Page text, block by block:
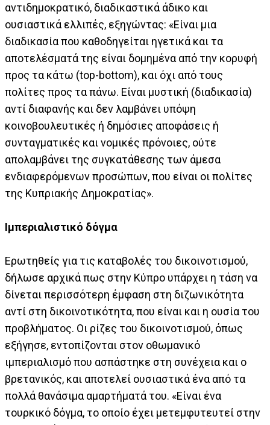
αντιδημοκρατικό, διαδικαστικά άδικο και
ουσιαστικά ελλιπές, εξηγώντας: «Είναι μια
διαδικασία που καθοδηγείται ηγετικά και τα
αποτελέσματά της είναι δομημένα από την κορυφή
προς τα κάτω (top-bottom), και όχι από τους
πολίτες προς τα πάνω. Είναι μυστική (διαδικασία)
αντί διαφανής και δεν λαμβάνει υπόψη
κοινοβουλευτικές ή δημόσιες αποφάσεις ή
συνταγματικές και νομικές πρόνοιες, ούτε
απολαμβάνει της συγκατάθεσης των άμεσα
ενδιαφερόμενων προσώπων, που είναι οι πολίτες
της Κυπριακής Δημοκρατίας».
Ιμπεριαλιστικό δόγμα
Ερωτηθείς για τις καταβολές του δικοινοτισμού,
δήλωσε αρχικά πως στην Κύπρο υπάρχει η τάση να
δίνεται περισσότερη έμφαση στη διζωνικότητα
αντί στη δικοινοτικότητα, που είναι και η ουσία του
προβλήματος. Οι ρίζες του δικοινοτισμού, όπως
εξήγησε, εντοπίζονται στον οθωμανικό
ιμπεριαλισμό που ασπάστηκε στη συνέχεια και ο
βρετανικός, και αποτελεί ουσιαστικά ένα από τα
πολλά θανάσιμα αμαρτήματά του. «Είναι ένα
τουρκικό δόγμα, το οποίο έχει μετεμφυτευτεί στην